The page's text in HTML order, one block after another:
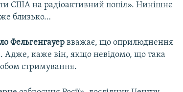
США на радіоактивний попіл». Нинішнє
близько…
Фельгенгауер вважає, що оприлюднення
Адже, каже він, якщо невідомо, що така
стримування.